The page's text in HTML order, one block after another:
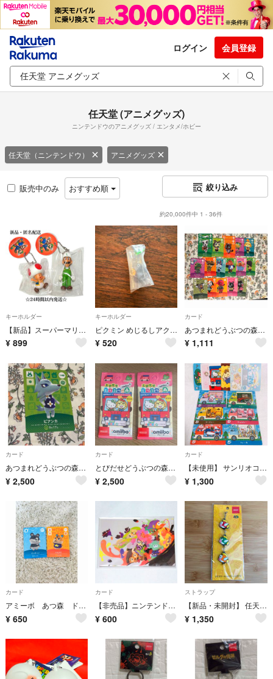
ログイン 会員登録
任天堂 (アニメグッズ)
ニンテンドウのアニメグッズ / エンタメ/ホビー
任天堂（ニンテンドウ） アニメグッズ
販売中のみ おすすめ順 絞り込み
約20,000件中 1 - 36件
キーホルダー
【新品】スーパーマリオ キノピオ ルイージ キーホルダー マスコット Nintendo 任天堂 プライズ
¥ 899
キーホルダー
ピクミン めじるしアクセサリー 岩ピクミン 黒
¥ 520
カード
あつまれどうぶつの森 amiiboカード バラ売可能 あつ森 どうぶつの森
¥ 1,111
カード
あつまれどうぶつの森 amiiboカード ビアンカ あつ森 どうぶつの森
¥ 2,500
カード
とびだせどうぶつの森 サンリオ amiiboカード 復刻版 未開封2袋
¥ 2,500
カード
【未使用】 サンリオコラボ amiiboカード 全種類 フルコンプセット
¥ 1,300
カード
アミーボ あつ森 ドンちゃん ハムスケ
¥ 650
カード
【非売品】ニンテンドーストア限定 スプラトゥーン2 イカすポストカードコレクション (ポストカード8枚セット)
¥ 600
ストラップ
【新品・未開封】 任天堂 つながるラバーストラップ スーパーマリオ プクプク
¥ 1,350